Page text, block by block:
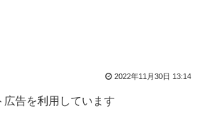
2022年11月30日 13:14
告を利用しています